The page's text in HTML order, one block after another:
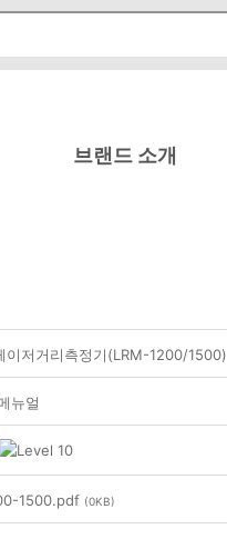
브랜드 소개
이저거리측정기(LRM-1200/1500)
뉴얼
1500.pdf(0KB)